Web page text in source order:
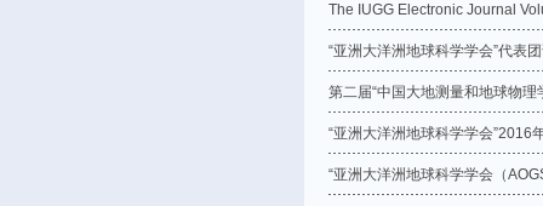
The IUGG Electronic Journal
“亚洲大洋洲地球科学学会”代表
第二届“中国大地测量和地球物理
“亚洲大洋洲地球科学学会”2016
“亚洲大洋洲地球科学学会（